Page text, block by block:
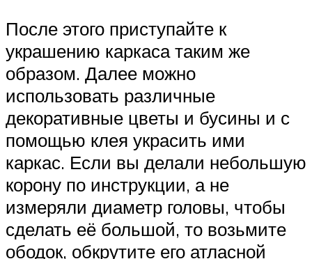
После этого приступайте к
украшению каркаса таким же
образом. Далее можно
использовать различные
декоративные цветы и бусины и с
помощью клея украсить ими
каркас. Если вы делали небольшую
корону по инструкции, а не
измеряли диаметр головы, чтобы
сделать её большой, то возьмите
ободок, обкрутите его атласной